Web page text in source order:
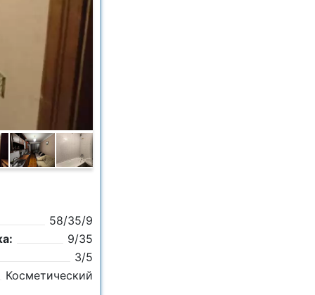
58/35/9
9/35
3/5
Косметический